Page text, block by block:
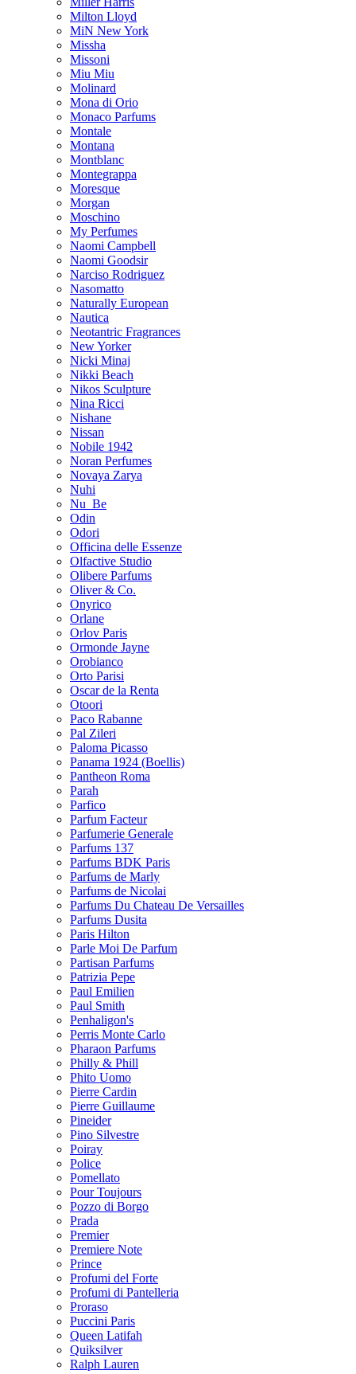
Milton Lloyd
MiN New York
Missha
Missoni
Miu Miu
Molinard
Mona di Orio
Monaco Parfums
Montale
Montana
Montblanc
Montegrappa
Moresque
Morgan
Moschino
My Perfumes
Naomi Campbell
Naomi Goodsir
Narciso Rodriguez
Nasomatto
Naturally European
Nautica
Neotantric Fragrances
New Yorker
Nicki Minaj
Nikki Beach
Nikos Sculpture
Nina Ricci
Nishane
Nissan
Nobile 1942
Noran Perfumes
Novaya Zarya
Nuhi
Nu_Be
Odin
Odori
Officina delle Essenze
Olfactive Studio
Olibere Parfums
Oliver & Co.
Onyrico
Orlane
Orlov Paris
Ormonde Jayne
Orobianco
Orto Parisi
Oscar de la Renta
Otoori
Paco Rabanne
Pal Zileri
Paloma Picasso
Panama 1924 (Boellis)
Pantheon Roma
Parah
Parfico
Parfum Facteur
Parfumerie Generale
Parfums 137
Parfums BDK Paris
Parfums de Marly
Parfums de Nicolai
Parfums Du Chateau De Versailles
Parfums Dusita
Paris Hilton
Parle Moi De Parfum
Partisan Parfums
Patrizia Pepe
Paul Emilien
Paul Smith
Penhaligon's
Perris Monte Carlo
Pharaon Parfums
Philly & Phill
Phito Uomo
Pierre Cardin
Pierre Guillaume
Pineider
Pino Silvestre
Poiray
Police
Pomellato
Pour Toujours
Pozzo di Borgo
Prada
Premier
Premiere Note
Prince
Profumi del Forte
Profumi di Pantelleria
Proraso
Puccini Paris
Queen Latifah
Quiksilver
Ralph Lauren